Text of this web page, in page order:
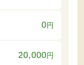
0円
20,000円